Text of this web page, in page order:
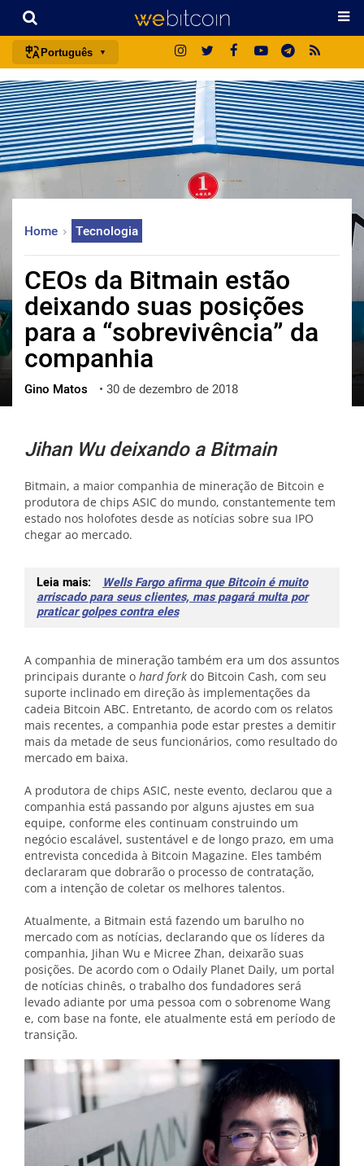
Português
português (BR)
english
español
français
日本語
русский
한국어
العربية
ქართული
Home Tecnologia
CEOs da Bitmain estão
deixando suas posições
para a “sobrevivência” da
companhia
Gino Matos • 30 de dezembro de 2018
Jihan Wu deixando a Bitmain
Bitmain, a maior companhia de mineração de Bitcoin e
produtora de chips ASIC do mundo, constantemente tem
estado nos holofotes desde as notícias sobre sua IPO
chegar ao mercado.
Leia mais:
Wells Fargo afirma que Bitcoin é muito
arriscado para seus clientes, mas pagará multa por
praticar golpes contra eles
A companhia de mineração também era um dos assuntos
principais durante o hard fork do Bitcoin Cash, com seu
suporte inclinado em direção às implementações da
cadeia Bitcoin ABC. Entretanto, de acordo com os relatos
mais recentes, a companhia pode estar prestes a demitir
mais da metade de seus funcionários, como resultado do
mercado em baixa.
A produtora de chips ASIC, neste evento, declarou que a
companhia está passando por alguns ajustes em sua
equipe, conforme eles continuam construindo um
negócio escalável, sustentável e de longo prazo, em uma
entrevista concedida à Bitcoin Magazine. Eles também
declararam que dobrarão o processo de contratação,
com a intenção de coletar os melhores talentos.
Atualmente, a Bitmain está fazendo um barulho no
mercado com as notícias, declarando que os líderes da
companhia, Jihan Wu e Micree Zhan, deixarão suas
posições. De acordo com o Odaily Planet Daily, um portal
de notícias chinês, o trabalho dos fundadores será
levado adiante por uma pessoa com o sobrenome Wang
e, com base na fonte, ele atualmente está em período de
transição.